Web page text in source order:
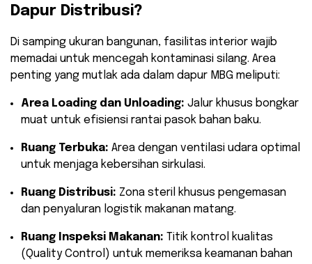
Dapur Distribusi?
​Di samping ukuran bangunan, fasilitas interior wajib
memadai untuk mencegah kontaminasi silang. Area
penting yang mutlak ada dalam dapur MBG meliputi:
Area Loading dan Unloading: Jalur khusus bongkar
muat untuk efisiensi rantai pasok bahan baku.
Ruang Terbuka: Area dengan ventilasi udara optimal
untuk menjaga kebersihan sirkulasi.
Ruang Distribusi: Zona steril khusus pengemasan
dan penyaluran logistik makanan matang.
Ruang Inspeksi Makanan: Titik kontrol kualitas
(Quality Control) untuk memeriksa keamanan bahan